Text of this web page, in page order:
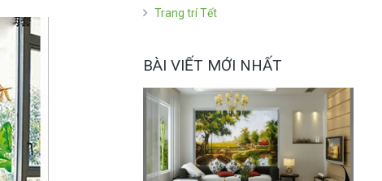
Trang trí Tết
BÀI VIẾT MỚI NHẤT